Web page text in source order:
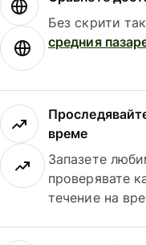
Без скрити
средния
време
Запазете
проверявате
течение на